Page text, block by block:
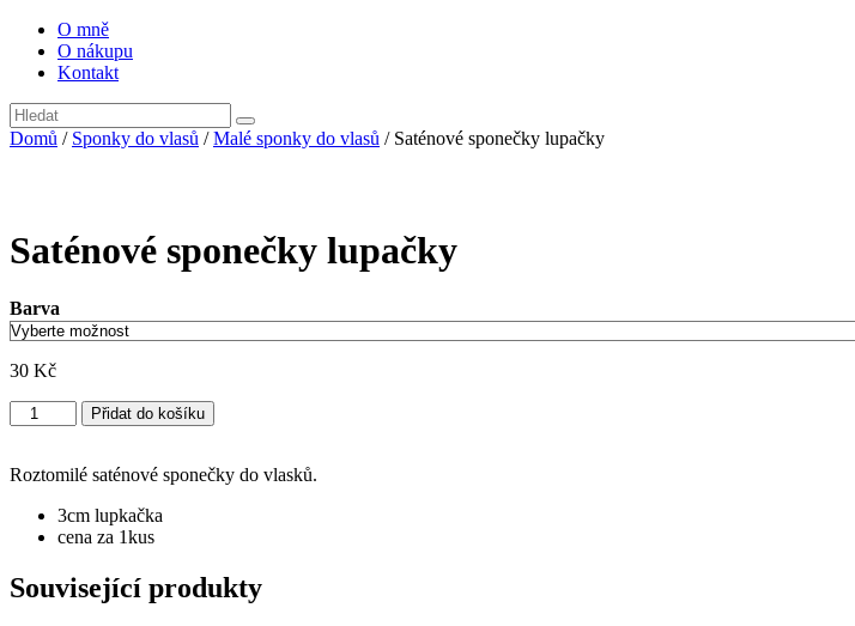
O mně
O nákupu
Kontakt
Domů / Sponky do vlasů /Malé sponky do vlasů / Saténové sponečky lupačky
Saténové sponečky lupačky
Barva
30 Kč
Saténové
sponečky
množství
Přidat do košíku
Roztomilé saténové sponečky do vlasků.
3cm lupkačka
cena za 1kus
Související produkty